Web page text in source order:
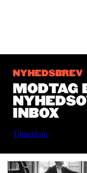
NYHEDSBREV
MODTAG
INBOX
Tilmeld nu